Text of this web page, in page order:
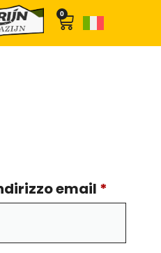
0
email *